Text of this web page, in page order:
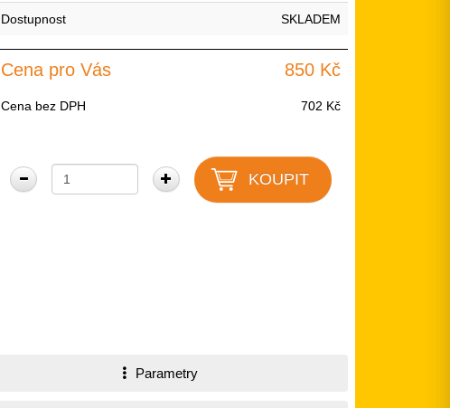
Dostupnost SKLADEM
Cena pro Vás 850 Kč
Cena bez DPH 702 Kč
Parametry